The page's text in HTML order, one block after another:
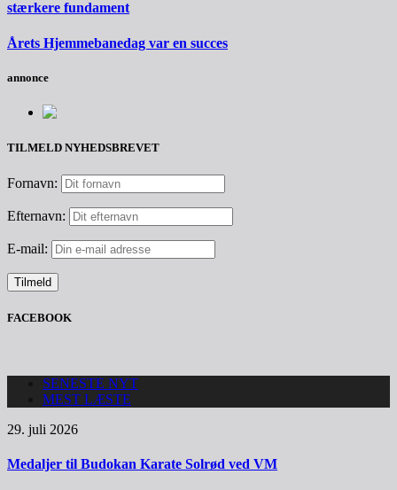
stærkere fundament
Årets Hjemmebanedag var en succes
annonce
TILMELD NYHEDSBREVET
Fornavn:
Efternavn:
E-mail:
FACEBOOK
SENESTE NYT
MEST LÆSTE
29. juli 2026
Medaljer til Budokan Karate Solrød ved VM